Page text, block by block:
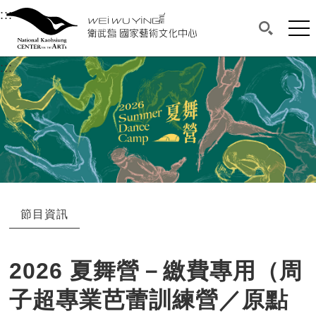
衛武營國家藝術文化中心
中央內容區塊，為本頁主要內容區。
:::選單連結區塊，此區塊列有本網站主要連結。
衛武營國家藝術文化中心
搜尋(開
網
:::中央內容區塊，為本頁主要內容區。
節目資訊
2026 夏舞營－繳費專用（周
子超專業芭蕾訓練營／原點